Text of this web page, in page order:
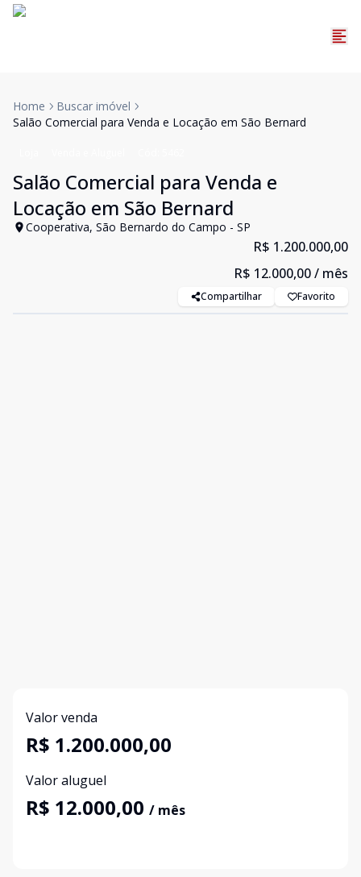
Home
Buscar imóvel
Salão Comercial para Venda e Locação em São Bernard
Salão Comercial para Venda e
Locação em São Bernard
Cooperativa, São Bernardo do Campo - SP
R$ 1.200.000,00
R$ 12.000,00/ mês
Compartilhar Favorito
Valor venda
R$ 1.200.000,00
Valor aluguel
R$ 12.000,00 / mês